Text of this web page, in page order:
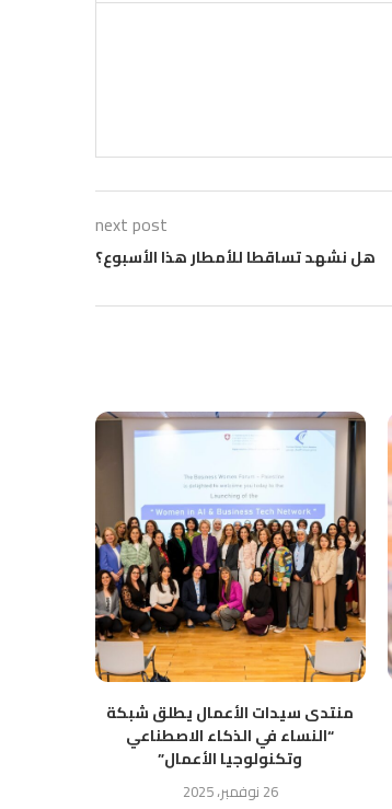
next post
هل نشهد تساقطا للأمطار هذا الأسبوع؟
منتدى سيدات الأعمال يطلق شبكة
“النساء في الذكاء الاصطناعي
وتكنولوجيا الأعمال”
26 نوفمبر، 2025